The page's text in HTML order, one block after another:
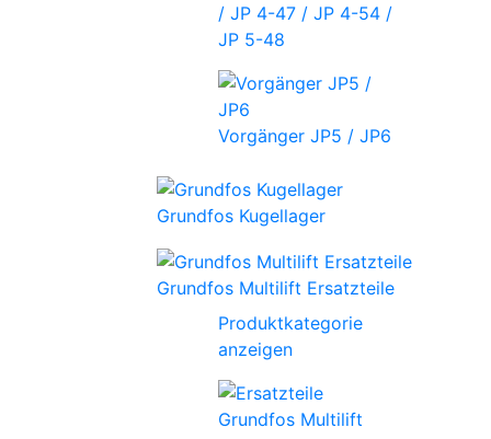
/ JP 4-47 / JP 4-54 /
JP 5-48
Vorgänger JP5 / JP6
Grundfos Kugellager
Grundfos Multilift Ersatzteile
Produktkategorie
anzeigen